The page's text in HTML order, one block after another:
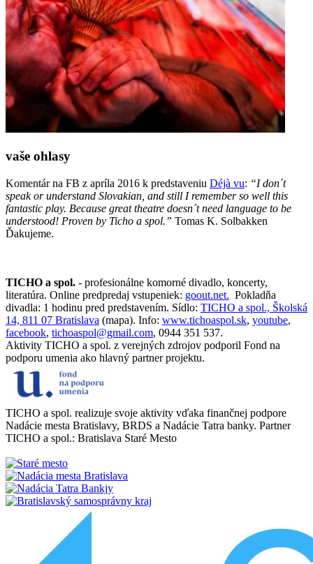
vaše ohlasy
Komentár na FB z apríla 2016 k predstaveniu Déjà vu: “I don´t
speak or understand Slovakian, and still I remember so well this
fantastic play. Because great theatre doesn´t need language to be
understood! Proven by Ticho a spol.” Tomas K. Solbakken
Ďakujeme.
TICHO a spol. - profesionálne komorné divadlo, koncerty,
literatúra. Online predpredaj vstupeniek: goout.net. Pokladňa
divadla: 1 hodinu pred predstavením. Sídlo: TICHO a spol., Školská
14, 811 07 Bratislava (mapa). Info: www.tichoaspol.sk, youtube,
facebook, tichoaspol@gmail.com, 0944 351 537.
Aktivity TICHO a spol. z verejných zdrojov podporil Fond na
podporu umenia ako hlavný partner projektu.
TICHO a spol. realizuje svoje aktivity vďaka finančnej podpore
Nadácie mesta Bratislavy, BRDS a Nadácie Tatra banky. Partner
TICHO a spol.: Bratislava Staré Mesto